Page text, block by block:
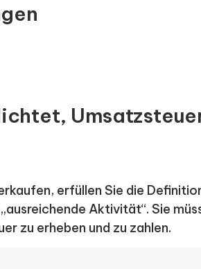
erfüllen Sie die
Aktivität“. Sie
zu erheben und zu zahlen.